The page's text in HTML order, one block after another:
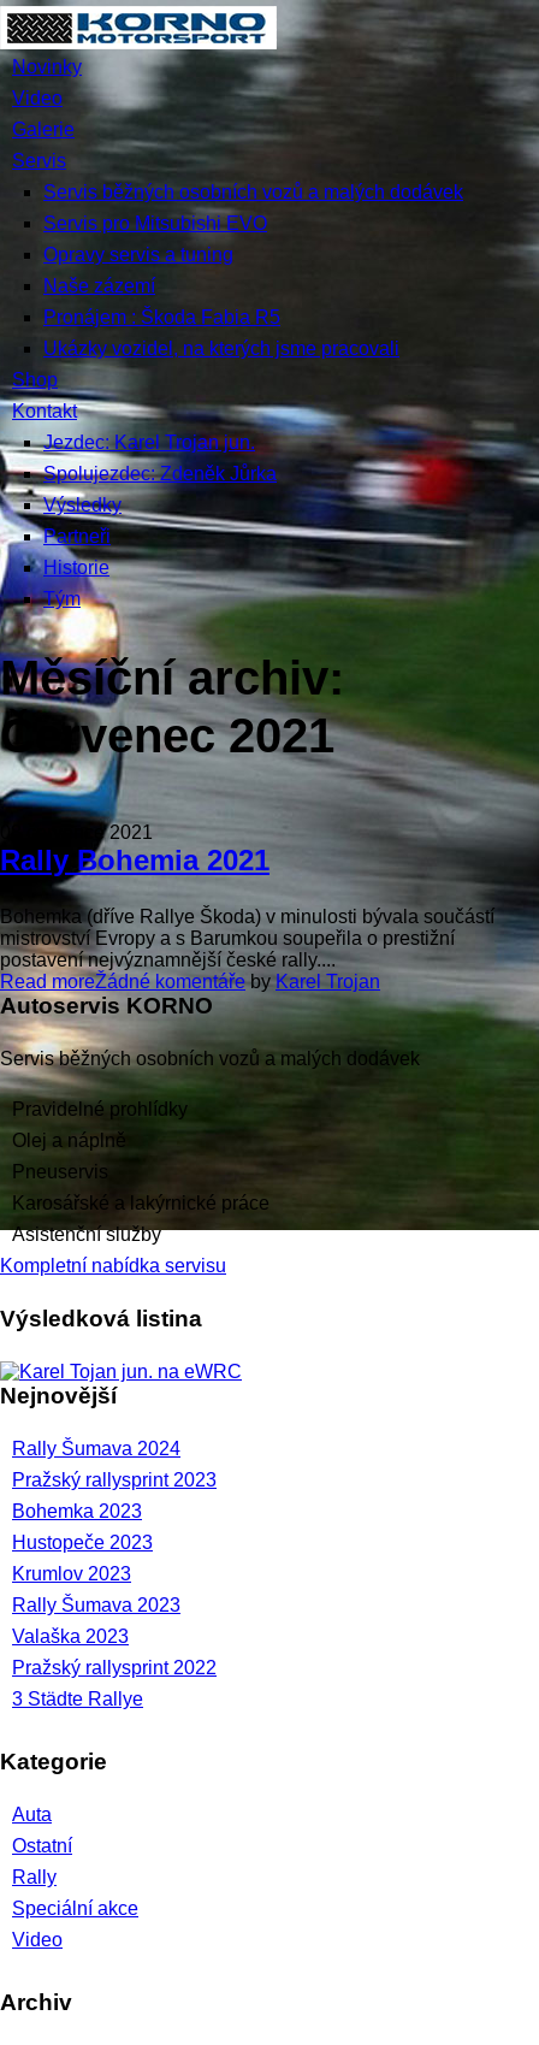
Novinky
Video
Galerie
Servis
Servis běžných osobních vozů a malých dodávek
Servis pro Mitsubishi EVO
Opravy servis a tuning
Naše zázemí
Pronájem : Škoda Fabia R5
Ukázky vozidel, na kterých jsme pracovali
Shop
Kontakt
Jezdec: Karel Trojan jun.
Spolujezdec: Zdeněk Jůrka
Výsledky
Partneři
Historie
Tým
Měsíční archiv:
Červenec 2021
08 července 2021
Rally Bohemia 2021
Bohemka (dříve Rallye Škoda) v minulosti bývala součástí
mistrovství Evropy a s Barumkou soupeřila o prestižní
postavení nejvýznamnější české rally....
Read moreŽádné komentářebyKarel Trojan
Autoservis KORNO
Servis běžných osobních vozů a malých dodávek
Pravidelné prohlídky
Olej a náplně
Pneuservis
Karosářské a lakýrnické práce
Asistenční služby
Kompletní nabídka servisu
Výsledková listina
Nejnovější
Rally Šumava 2024
Pražský rallysprint 2023
Bohemka 2023
Hustopeče 2023
Krumlov 2023
Rally Šumava 2023
Valaška 2023
Pražský rallysprint 2022
3 Städte Rallye
Kategorie
Auta
Ostatní
Rally
Speciální akce
Video
Archiv